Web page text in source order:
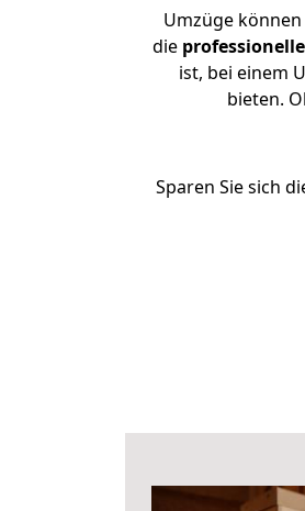
Umzüge
die
ist, bei einem
bieten.
Sparen Sie sich